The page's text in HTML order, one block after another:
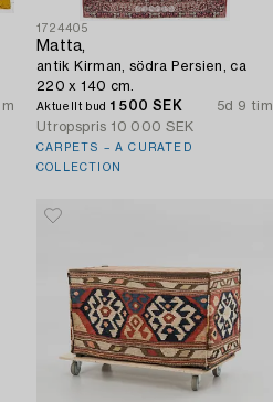
1724405
Matta,
antik Kirman, södra Persien, ca
220 x 140 cm.
Aktuellt bud 1 500 SEK
5d 9 tim
Utropspris 10 000 SEK
CARPETS – A CURATED
COLLECTION